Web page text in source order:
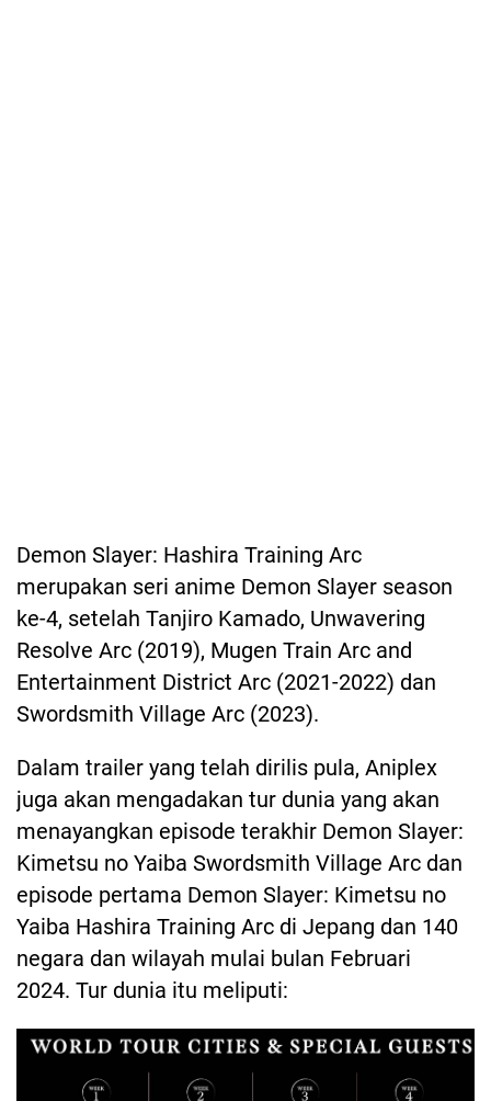
Demon Slayer: Hashira Training Arc
merupakan seri anime Demon Slayer season
ke-4, setelah Tanjiro Kamado, Unwavering
Resolve Arc (2019), Mugen Train Arc and
Entertainment District Arc (2021-2022) dan
Swordsmith Village Arc (2023).
Dalam trailer yang telah dirilis pula, Aniplex
juga akan mengadakan tur dunia yang akan
menayangkan episode terakhir Demon Slayer:
Kimetsu no Yaiba Swordsmith Village Arc dan
episode pertama Demon Slayer: Kimetsu no
Yaiba Hashira Training Arc di Jepang dan 140
negara dan wilayah mulai bulan Februari
2024. Tur dunia itu meliputi: